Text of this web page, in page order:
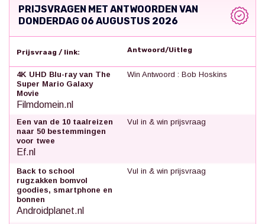
PRIJSVRAGEN MET ANTWOORDEN VAN
DONDERDAG 06 AUGUSTUS 2026
Prijsvraag / link: Antwoord/Uitleg
4K UHD Blu-ray van The
Super Mario Galaxy
Movie
Filmdomein.nl
Win Antwoord : Bob Hoskins
Een van de 10 taalreizen
naar 50 bestemmingen
voor twee
Ef.nl
Vul in & win prijsvraag
Back to school
rugzakken bomvol
goodies, smartphone en
bonnen
Androidplanet.nl
Vul in & win prijsvraag